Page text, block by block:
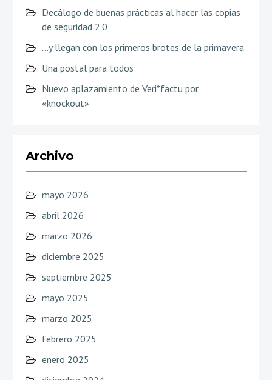
Decálogo de buenas prácticas al hacer las copias
de seguridad 2.0
…y llegan con los primeros brotes de la primavera
Una postal para todos
Nuevo aplazamiento de Veri*factu por
«knockout»
Archivo
mayo 2026
abril 2026
marzo 2026
diciembre 2025
septiembre 2025
mayo 2025
marzo 2025
febrero 2025
enero 2025